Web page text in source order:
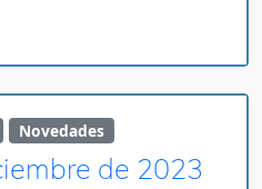
Novedades
de 2023